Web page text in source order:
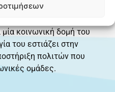
κοινωνική δομή του
του εστιάζει στην
πολιτών που
ομάδες.